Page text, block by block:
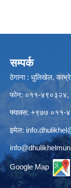
सम्पर्क
ठेगाना : धुलिखेल,
फोन: ०११-
फ्याक्स: +९७७ ०११-
इमेल:
Google Map